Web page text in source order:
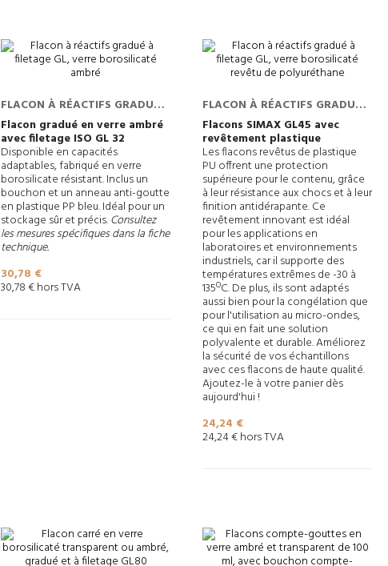
FLACON À RÉACTIFS GRADUÉ
À FILETAGE GL, VERRE
BOROSILICATÉ AMBRÉ
Flacon gradué en verre ambré
avec filetage ISO GL 32
Disponible en capacités
adaptables, fabriqué en verre
borosilicate résistant. Inclus un
bouchon et un anneau anti-goutte
en plastique PP bleu. Idéal pour un
stockage sûr et précis.Consultez
les mesures spécifiques dans la fiche
technique.
Prix
30,78 €
30,78 € hors TVA
FLACON À RÉACTIFS GRADUÉ
À FILETAGE GL, VERRE
BOROSILICATÉ REVÊTU DE
POLYURÉTHANE
Flacons SIMAX GL45 avec
revêtement plastique
Les flacons revêtus de plastique
PU offrent une protection
supérieure pour le contenu, grâce
à leur résistance aux chocs et à leur
finition antidérapante. Ce
revêtement innovant est idéal
pour les applications en
laboratoires et environnements
industriels, car il supporte des
températures extrêmes de -30 à
135ºC. De plus, ils sont adaptés
aussi bien pour la congélation que
pour l'utilisation au micro-ondes,
ce qui en fait une solution
polyvalente et durable. Améliorez
la sécurité de vos échantillons
avec ces flacons de haute qualité.
Ajoutez-le à votre panier dès
aujourd'hui !
Prix
24,24 €
24,24 € hors TVA